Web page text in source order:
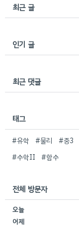
최근 글
인기 글
최근 댓글
태그
#유학 #물리 #중3
#수학II
#함수
전체 방문자
오늘
어제